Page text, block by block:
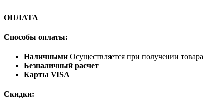
ОПЛАТА
Способы оплаты:
Наличными Осуществляется при получении товара
Безналичный расчет
Карты VISA
Скидки: